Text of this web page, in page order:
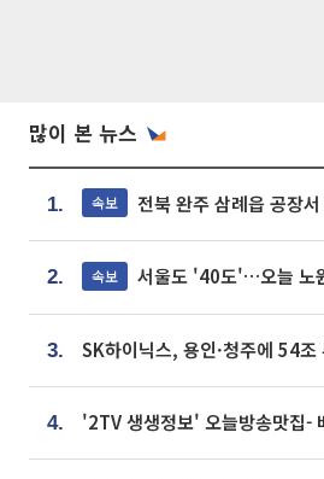
많이 본 뉴스
1. 속보 전북 완주 삼례읍 공장
2. 속보 서울도 '40도'…오늘 노
3.
4.